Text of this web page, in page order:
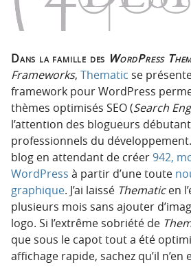
i
p
a
l
e
n
Dans la famille des WordPress
Frameworks, Thematic se
framework pour WordPress
thèmes optimisés SEO (Search
l’attention des blogueurs
professionnels du développement.
blog en attendant de créer942,
WordPress à partir d’une toute
graphique. J’ai laissé Thematicen
plusieurs mois sans ajouter
logo. Si l’extrême sobriété de
que sous le capot tout a été
affichage rapide, sachez qu’il n’en